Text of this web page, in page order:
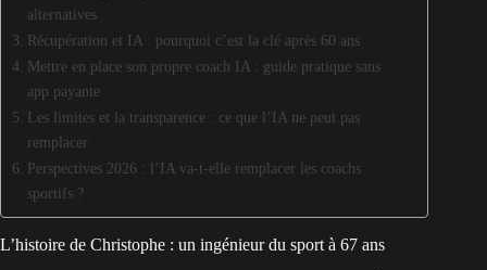
alternatives
Récupération et IA : pourquoi c’est la clé après 60 ans
Mettre en place son propre coach IA : guide pratique sans
app payante
Les limites et la transparence : ce que l’IA ne peut pas
remplacer
Perspectives 2026 : l’IA va-t-elle remplacer les coachs
sportifs ?
L’histoire de Christophe : un ingénieur du sport à 67 ans